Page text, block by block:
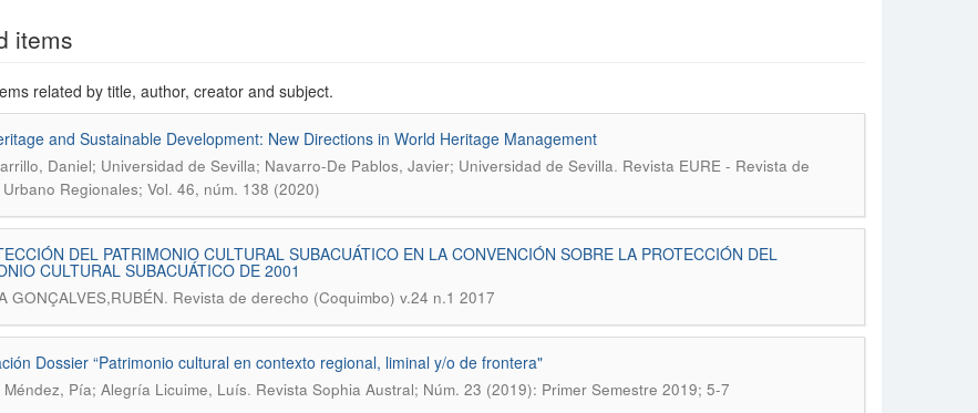
items
related by title, author, creator and subject.
and Sustainable Development: New Directions in World Heritage Management
Daniel; Universidad de Sevilla; Navarro-De Pablos, Javier; Universidad de Sevilla. Revista EURE - Revista de
Regionales; Vol. 46, núm. 138 (2020)
DEL PATRIMONIO CULTURAL SUBACUÁTICO EN LA CONVENCIÓN SOBRE LA PROTECCIÓN DEL
CULTURAL SUBACUÁTICO DE 2001
GONÇALVES,RUBÉN. Revista de derecho (Coquimbo) v.24 n.1 2017
Dossier “Patrimonio cultural en contexto regional, liminal y/o de frontera"
Pía; Alegría Licuime, Luís. Revista Sophia Austral; Núm. 23 (2019): Primer Semestre 2019; 5-7